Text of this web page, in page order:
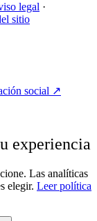
legal ·
sitio
social ↗
experiencia
Las analíticas
elegir. Leer política